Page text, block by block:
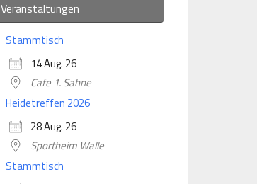
Veranstaltungen
Stammtisch
14 Aug. 26
Cafe 1. Sahne
Heidetreffen 2026
28 Aug. 26
Sportheim Walle
Stammtisch